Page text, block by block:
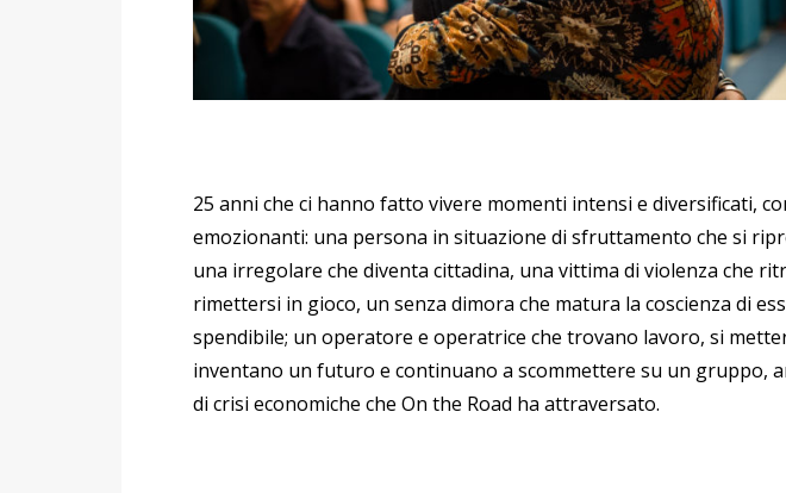
25 anni che ci hanno fatto vivere momenti intensi e diversificati,
emozionanti: una persona in situazione di sfruttamento che si
una irregolare che diventa cittadina, una vittima di violenza che
rimettersi in gioco, un senza dimora che matura la coscienza di
spendibile; un operatore e operatrice che trovano lavoro, si
inventano un futuro e continuano a scommettere su un gruppo,
di crisi economiche che On the Road ha attraversato.